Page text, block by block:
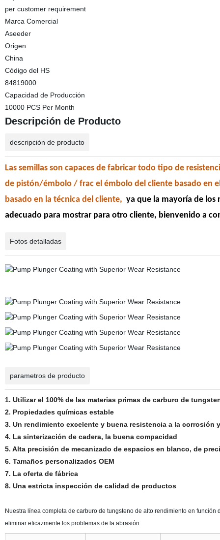
per customer requirement
Marca Comercial
Aseeder
Origen
China
Código del HS
84819000
Capacidad de Producción
10000 PCS Per Month
Descripción de Producto
descripción de producto
Las semillas son capaces de fabricar todo tipo de
de pistón/émbolo / frac el émbolo del cliente basado en
basado en la técnica del cliente, ya que la mayoría de los
adecuado para mostrar para otro cliente, bienvenido a
Fotos detalladas
parametros de producto
1. Utilizar el 100% de las materias primas de carburo de
2. Propiedades químicas estable
3. Un rendimiento excelente y buena resistencia a la corrosión
4. La sinterización de cadera, la buena compacidad
5. Alta precisión de mecanizado de espacios en blanco, de
6. Tamaños personalizados OEM
7. La oferta de fábrica
8. Una estricta inspección de calidad de productos
Nuestra línea completa de carburo de tungsteno de alto rendimiento en
eliminar eficazmente los problemas de la abrasión.